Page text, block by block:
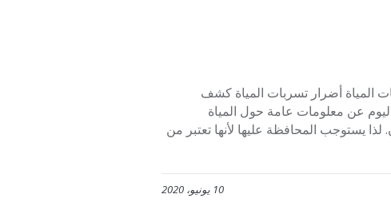
شركة كشف تسربات المياة أضرار تسربات المياة كشف
عن معلومات عامة حول المياة
لذا يستوجب المحافظة عليها لأنها تعتبر من
10 يونيو، 2020